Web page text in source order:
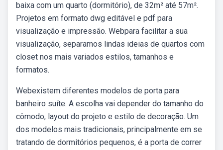
baixa com um quarto (dormitório), de 32m² até 57m².
Projetos em formato dwg editável e pdf para
visualização e impressão. Webpara facilitar a sua
visualização, separamos lindas ideias de quartos com
closet nos mais variados estilos, tamanhos e
formatos.
Webexistem diferentes modelos de porta para
banheiro suíte. A escolha vai depender do tamanho do
cômodo, layout do projeto e estilo de decoração. Um
dos modelos mais tradicionais, principalmente em se
tratando de dormitórios pequenos, é a porta de correr